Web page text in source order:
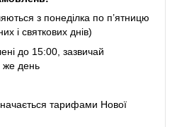
з понеділка по п’ятницю
і святкових днів)
до 15:00, зазвичай
же день
тарифами Нової